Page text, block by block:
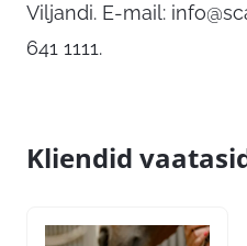
Viljandi. E-mail:
641 1111.
Kliendid